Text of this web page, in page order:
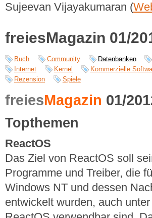
Sujeevan Vijayakumaran (
freiesMagazin 01/
Buch Community Datenbanken
Internet
Kernel Kommerzielle
Rezension
Spiele
freiesMagazin 01/
Topthemen
ReactOS
Das Ziel von ReactOS soll
Programme und Treiber, die
Windows NT und dessen
entwickelt wurden, auch unter